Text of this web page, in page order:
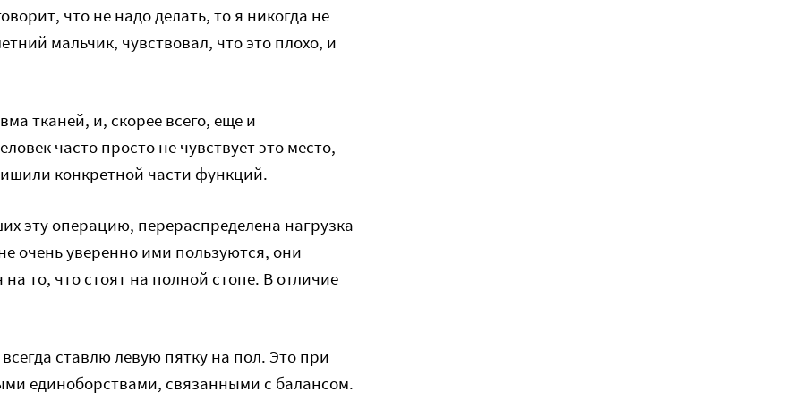
что не надо делать, то я никогда не
мальчик, чувствовал, что это плохо, и
тканей, и, скорее всего, еще и
часто просто не чувствует это место,
конкретной части функций.
эту операцию, перераспределена нагрузка
очень уверенно ими пользуются, они
то, что стоят на полной стопе. В отличие
ставлю левую пятку на пол. Это при
единоборствами, связанными с балансом.